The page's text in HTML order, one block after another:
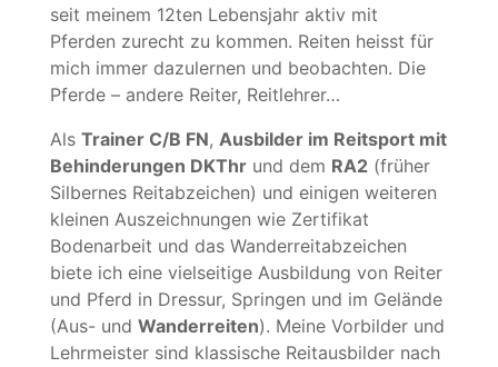
seit meinem 12ten Lebensjahr aktiv mit
Pferden zurecht zu kommen. Reiten heisst für
mich immer dazulernen und beobachten. Die
Pferde – andere Reiter, Reitlehrer…
Als Trainer C/B FN, Ausbilder im Reitsport mit
Behinderungen DKThrund dem RA2(früher
Silbernes Reitabzeichen) und einigen weiteren
kleinen Auszeichnungen wie Zertifikat
Bodenarbeit und das Wanderreitabzeichen
biete ich eine vielseitige Ausbildung von Reiter
und Pferd in Dressur, Springen und im Gelände
(Aus- und Wanderreiten). Meine Vorbilder und
Lehrmeister sind klassische Reitausbilder nach